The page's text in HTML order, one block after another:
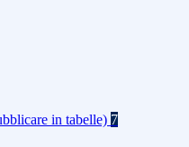
in tabelle) 7